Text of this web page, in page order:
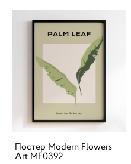
Постер Modern Flowers
Art MF0392